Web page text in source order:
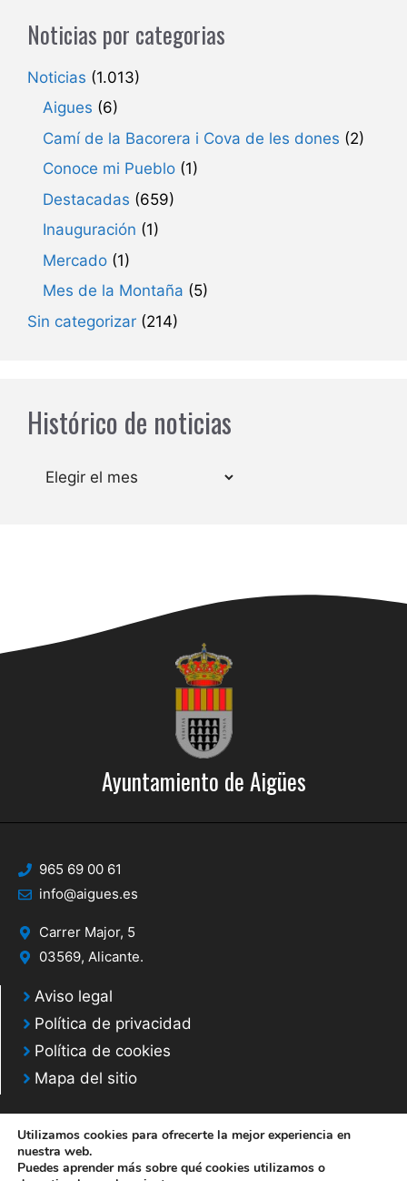
Noticias por categorias
Noticias (1.013)
Aigues (6)
Camí de la Bacorera i Cova de les dones (2)
Conoce mi Pueblo (1)
Destacadas (659)
Inauguración (1)
Mercado (1)
Mes de la Montaña (5)
Sin categorizar (214)
Histórico de noticias
Archivos
Ayuntamiento de Aigües
965 69 00 61
info@aigues.es
Carrer Major, 5
03569, Alicante.
Aviso legal
Política de privacidad
Política de cookies
Mapa del sitio
Utilizamos cookies para ofrecerte la mejor experiencia en
nuestra web.
Puedes aprender más sobre qué cookies utilizamos o